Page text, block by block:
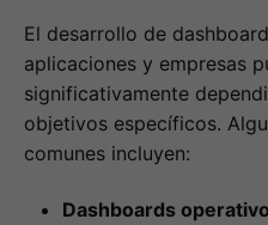
El desarrollo de
aplicaciones y empresas
significativamente
objetivos específicos.
comunes incluyen:
Dashboards